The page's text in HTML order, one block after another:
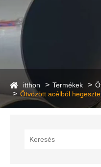
itthon Termékek
Ötvözött acélból